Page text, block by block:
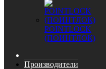
POINTLOCK
(ПОИНТЛОК)
Производители